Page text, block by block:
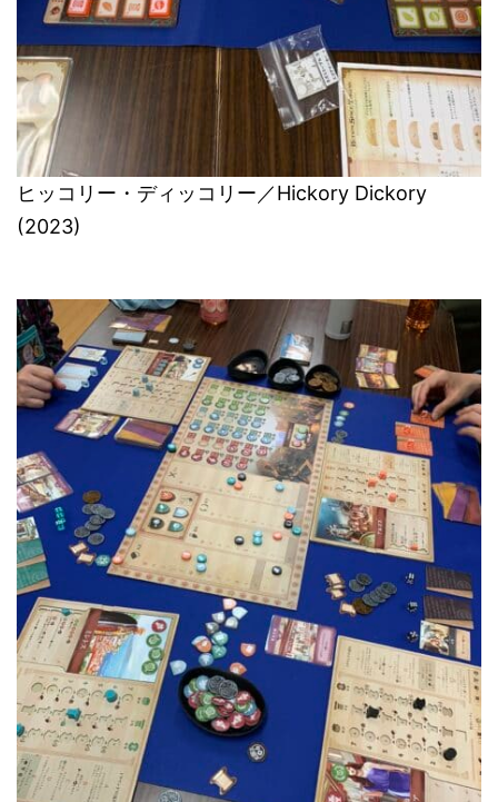
ヒッコリー・ディッコリー／Hickory Dickory
(2023)